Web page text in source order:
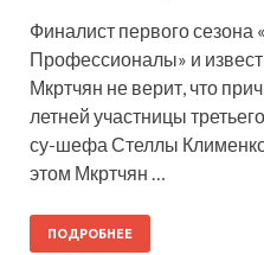
Финалист первого
Профессионалы» и
Мкртчян не верит, что
летней участницы
су-шефа Стеллы
этом Мкртчян …
ПОДРОБНЕЕ